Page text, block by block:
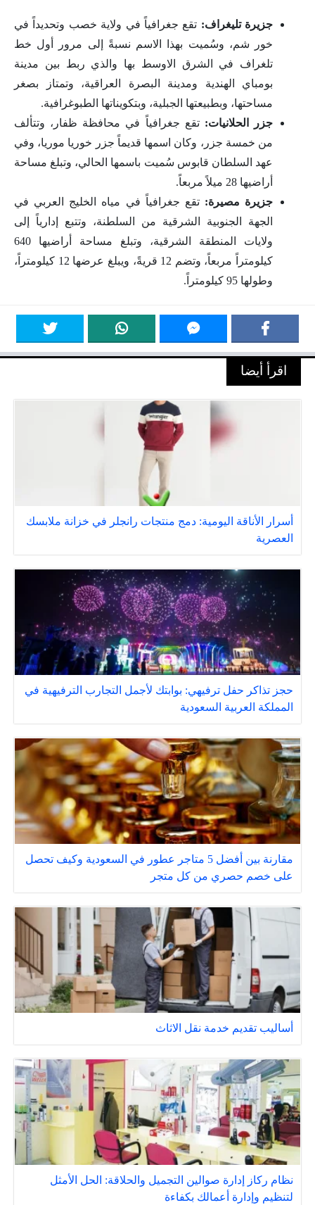
جزيرة تليغراف: تقع جغرافياً في ولاية خصب وتحديداً في
خور شم، وسُميت بهذا الاسم نسبةً إلى مرور أول خط
تلغراف في الشرق الاوسط بها والذي ربط بين مدينة
بومباي الهندية ومدينة البصرة العراقية، وتمتاز بصغر
مساحتها، وبطبيعتها الجبلية، وبتكويناتها الطبوغرافية.
جزر الحلانيات: تقع جغرافياً في محافظة ظفار، وتتألف
من خمسة جزر، وكان اسمها قديماً جزر خوريا موريا، وفي
عهد السلطان قابوس سُميت باسمها الحالي، وتبلغ مساحة
أراضيها 28 ميلاً مربعاً.
جزيرة مصيرة: تقع جغرافياً في مياه الخليج العربي في
الجهة الجنوبية الشرقية من السلطنة، وتتبع إدارياً إلى
ولايات المنطقة الشرقية، وتبلغ مساحة أراضيها 640
كيلومتراً مربعاً، وتضم 12 قريةً، ويبلغ عرضها 12 كيلومتراً،
وطولها 95 كيلومتراً.
اقرأ أيضا
أسرار الأناقة اليومية: دمج منتجات رانجلر في خزانة ملابسك
العصرية
حجز تذاكر حفل ترفيهي: بوابتك لأجمل التجارب الترفيهية في
المملكة العربية السعودية
مقارنة بين أفضل 5 متاجر عطور في السعودية وكيف تحصل
على خصم حصري من كل متجر
أساليب تقديم خدمة نقل الاثاث
نظام ركاز إدارة صوالين التجميل والحلاقة: الحل الأمثل
لتنظيم وإدارة أعمالك بكفاءة